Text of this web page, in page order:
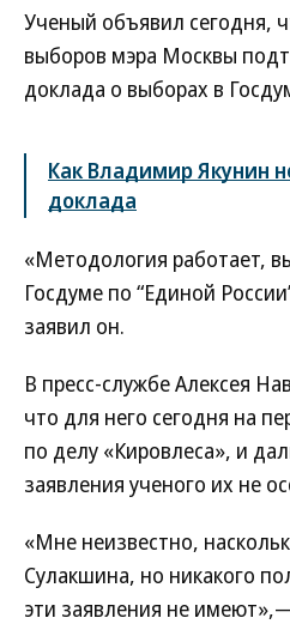
Ученый объявил сегодня,
выборов мэра Москвы
доклада о выборах в
Как Владимир Якунин
доклада
«Методология работает,
Госдуме по “Единой
заявил он.
В пресс-службе Алексея
что для него сегодня на
по делу «Кировлеса», и
заявления ученого их не
«Мне неизвестно,
Сулакшина, но никакого
эти заявления не